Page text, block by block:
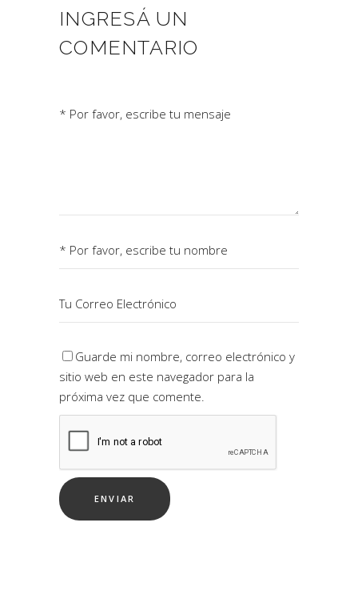
INGRESÁ UN
COMENTARIO
Guarde mi nombre, correo electrónico y
sitio web en este navegador para la
próxima vez que comente.